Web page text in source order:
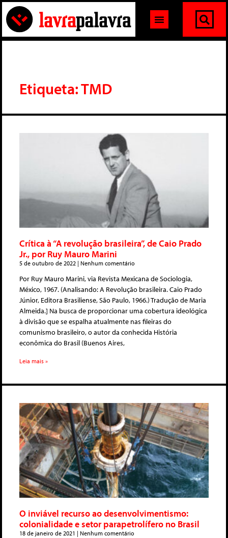
Etiqueta: TMD
Crítica à “A revolução brasileira”, de Caio Prado
Jr., por Ruy Mauro Marini
5 de outubro de 2022 Nenhum comentário
Por Ruy Mauro Marini, via Revista Mexicana de Sociologia,
México, 1967. (Analisando: A Revolução brasileira. Caio Prado
Júnior, Editora Brasiliense, São Paulo, 1966.) Tradução de Maria
Almeida.] Na busca de proporcionar uma cobertura ideológica
à divisão que se espalha atualmente nas fileiras do
comunismo brasileiro, o autor da conhecida História
econômica do Brasil (Buenos Aires,
Leia mais »
O inviável recurso ao desenvolvimentismo:
colonialidade e setor parapetrolífero no Brasil
18 de janeiro de 2021 Nenhum comentário